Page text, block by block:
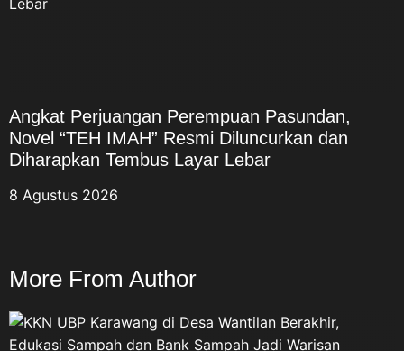
Angkat Perjuangan Perempuan Pasundan,
Novel “TEH IMAH” Resmi Diluncurkan dan
Diharapkan Tembus Layar Lebar
8 Agustus 2026
More From Author